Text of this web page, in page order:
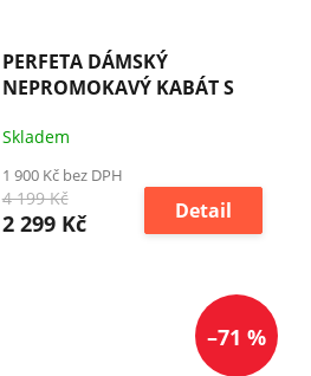
PERFETA DÁMSKÝ
NEPROMOKAVÝ KABÁT S
Skladem
1 900 Kč bez DPH
4 199 Kč
2 299 Kč Detail
–71 %